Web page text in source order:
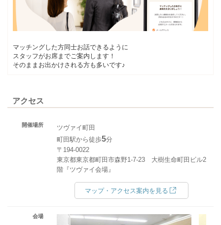
マッチングした方同士お話できるように
スタッフがお席までご案内します！
そのままお出かけされる方も多いです♪
アクセス
開催場所
ツヴァイ町田
町田駅から徒歩5分
〒194-0022
東京都東京都町田市森野1-7-23 大樹生命町田ビル2
階『ツヴァイ会場』
マップ・アクセス案内を見る
会場